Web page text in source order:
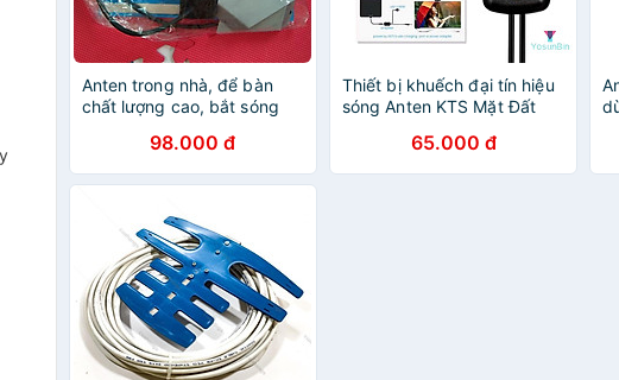
Anten trong nhà, để bàn
chất lượng cao, bắt sóng
98.000 đ
Thiết bị khuếch đại tín hiệu
sóng Anten KTS Mặt Đất
kênh, đường truyền ổn
định, hàng nhập khẩu
65.000 đ